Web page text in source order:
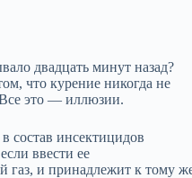
двадцать минут назад?
что курение никогда не
Все это — иллюзии.
состав инсектицидов
ввести ее
газ, и принадлежит к тому